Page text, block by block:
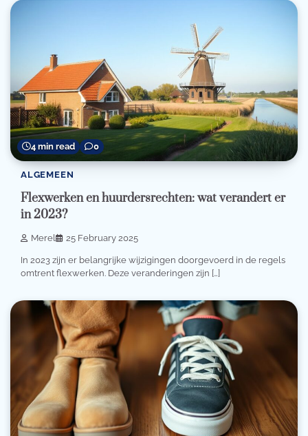
4 min read 0
ALGEMEEN
Flexwerken en huurdersrechten: wat verandert er
in 2023?
Merel 25 February 2025
In 2023 zijn er belangrijke wijzigingen doorgevoerd in de regels
omtrent flexwerken. Deze veranderingen zijn […]